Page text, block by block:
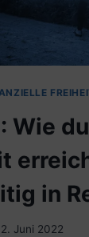
Wie
in
Juni 2022